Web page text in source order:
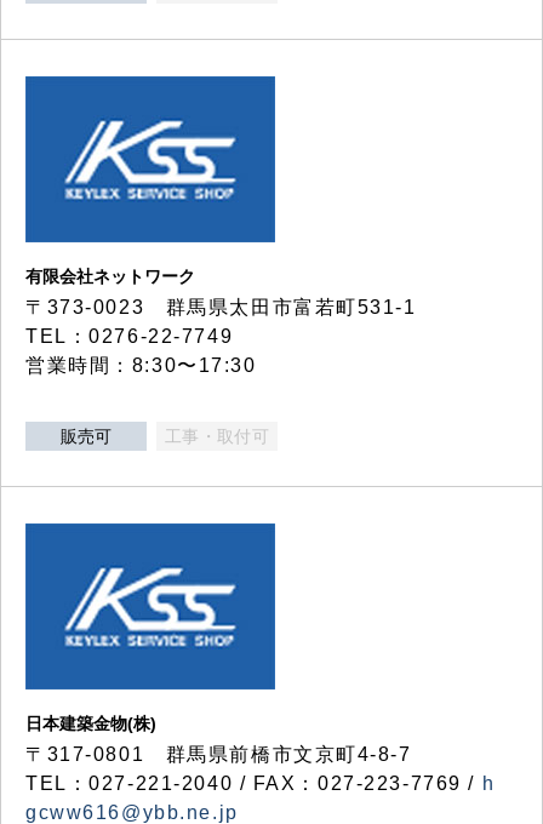
有限会社ネットワーク
〒373-0023 群馬県太田市富若町531-1
TEL：0276-22-7749
営業時間：8:30〜17:30
販売可 工事・取付可
日本建築金物(株)
〒317‐0801 群馬県前橋市文京町4-8-7
TEL：027-221-2040 / FAX：027-223-7769 / h
gcww616@ybb.ne.jp